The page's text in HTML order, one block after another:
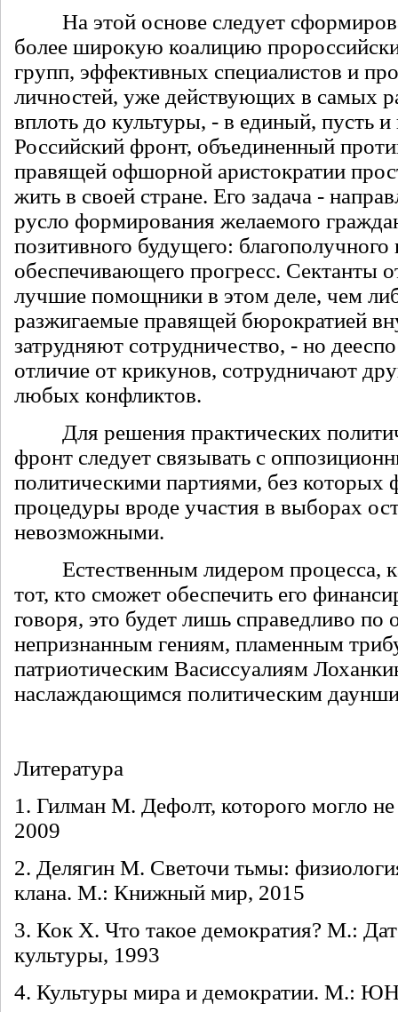
На этой основе следует
более широкую коалицию
групп, эффективных специалистов и
личностей, уже действующих в самых
вплоть до культуры, - в единый, пусть
Российский фронт, объединенный
правящей офшорной аристократии
жить в своей стране. Его задача -
русло формирования желаемого
позитивного будущего: благополучного
обеспечивающего прогресс. Сектанты
лучшие помощники в этом деле, чем
разжигаемые правящей бюрократией
затрудняют сотрудничество, - но
отличие от крикунов, сотрудничают
любых конфликтов.
Для решения практических
фронт следует связывать с
политическими партиями, без которых
процедуры вроде участия в выборах
невозможными.
Естественным лидером процесса,
тот, кто сможет обеспечить его
говоря, это будет лишь справедливо
непризнанным гениям, пламенным
патриотическим Васиссуалиям
наслаждающимся политическим
Литература
1. Гилман М. Дефолт, которого могло
2009
2. Делягин М. Светочи тьмы:
клана. М.: Книжный мир, 2015
3. Кок Х. Что такое демократия? М.:
культуры, 1993
4. Культуры мира и демократии. М.: